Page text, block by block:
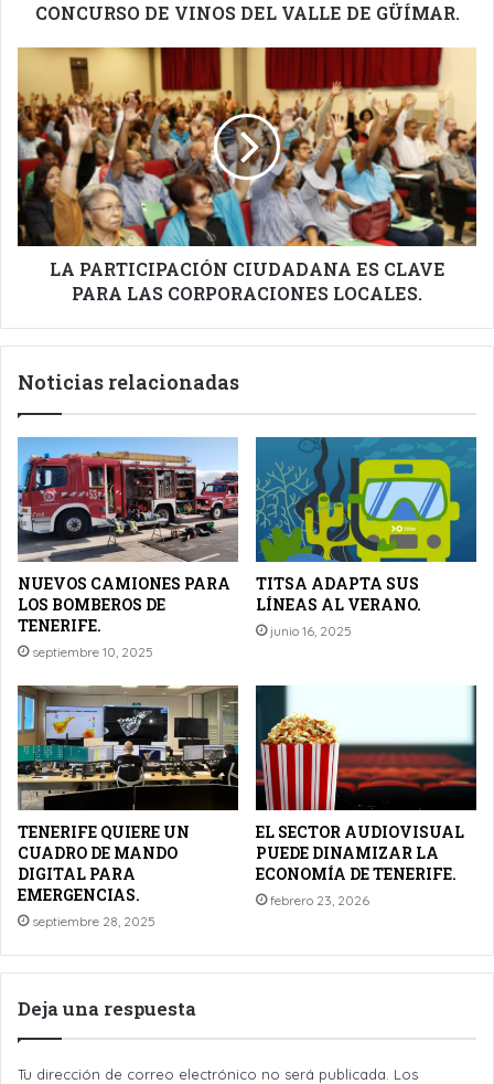
CONCURSO DE VINOS DEL VALLE DE GÜÍMAR.
PARTICIPACIÓN
CIUDADANA
ES
CLAVE
PARA
LAS
CORPORACIONES
LOCALES.
LA PARTICIPACIÓN CIUDADANA ES CLAVE
PARA LAS CORPORACIONES LOCALES.
Noticias relacionadas
NUEVOS CAMIONES PARA
LOS BOMBEROS DE
TENERIFE.
septiembre 10, 2025
TITSA ADAPTA SUS
LÍNEAS AL VERANO.
junio 16, 2025
TENERIFE QUIERE UN
CUADRO DE MANDO
DIGITAL PARA
EMERGENCIAS.
septiembre 28, 2025
EL SECTOR AUDIOVISUAL
PUEDE DINAMIZAR LA
ECONOMÍA DE TENERIFE.
febrero 23, 2026
Deja una respuesta
Tu dirección de correo electrónico no será publicada. Los